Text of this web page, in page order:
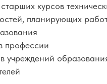
курсов
планирующих
профессии
учреждений